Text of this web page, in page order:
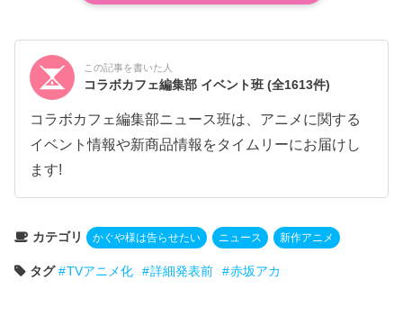
この記事を書いた人
コラボカフェ編集部 イベント班(全1613件)
コラボカフェ編集部ニュース班は、アニメに関する
イベント情報や新商品情報をタイムリーにお届けし
ます!
カテゴリ かぐや様は告らせたい ニュース 新作アニメ
タグ TVアニメ化 詳細発表前 赤坂アカ